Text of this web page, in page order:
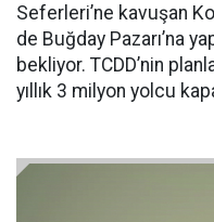
Seferleri’ne kavuşan
de Buğday Pazarı’na
bekliyor. TCDD’nin
yıllık 3 milyon yolcu